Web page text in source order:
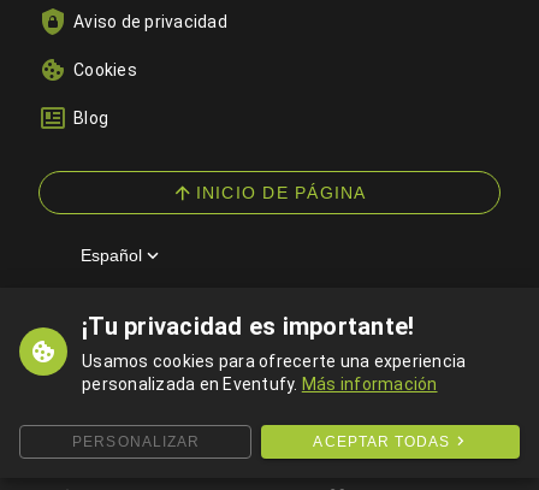
¡Tu privacidad es importante!
Usamos cookies para ofrecerte una experiencia
personalizada en Eventufy. Más información
PERSONALIZAR ACEPTAR TODAS
Aviso de privacidad
Cookies
Blog
INICIO DE PÁGINA
Español